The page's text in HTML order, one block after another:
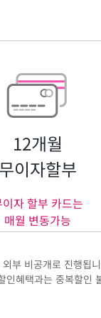
12개월
무이자할부
자 할부 카드는
매월 변동가능
부 비공개로 진행됩
혜택과는 중복할인